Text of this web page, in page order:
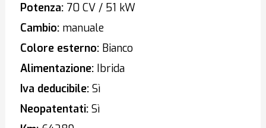
Potenza:70 CV / 51 kW
Cambio:manuale
Colore esterno:Bianco
Alimentazione:Ibrida
Iva deducibile:Sì
Neopatentati:Sì